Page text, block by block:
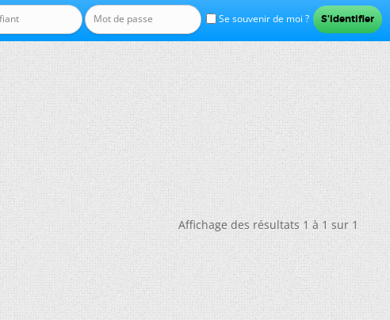
Se souvenir de moi ?
Affichage des résultats 1 à 1 sur 1